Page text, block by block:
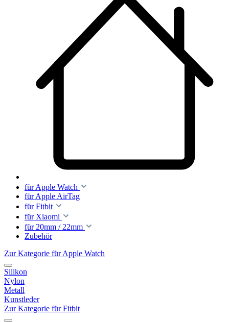
für Apple Watch
für Apple AirTag
für Fitbit
für Xiaomi
für 20mm / 22mm
Zubehör
Zur Kategorie für Apple Watch
Silikon
Nylon
Metall
Kunstleder
Zur Kategorie für Fitbit